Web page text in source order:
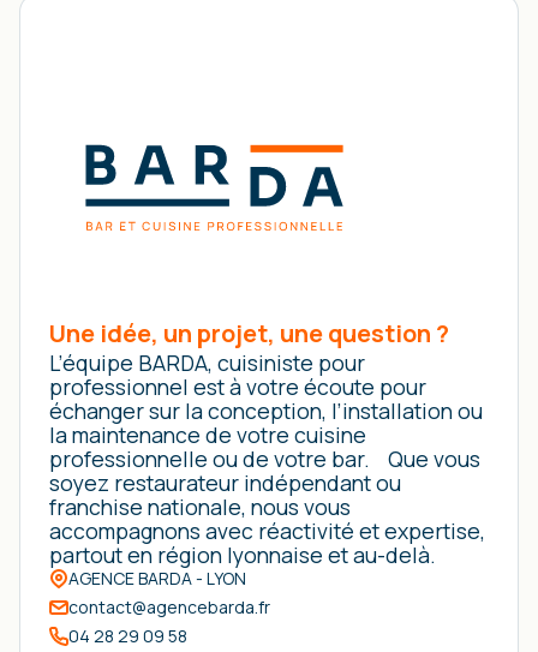
Une idée, un projet, une question ?
L’équipe BARDA, cuisiniste pour
professionnel est à votre écoute pour
échanger sur la conception, l’installation ou
la maintenance de votre cuisine
professionnelle ou de votre bar. Que vous
soyez restaurateur indépendant ou
franchise nationale, nous vous
accompagnons avec réactivité et expertise,
partout en région lyonnaise et au-delà.
AGENCE BARDA - LYON
contact@agencebarda.fr
04 28 29 09 58